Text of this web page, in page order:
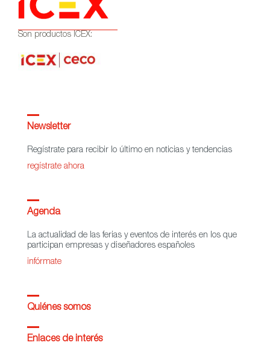
Son productos ICEX:
Newsletter
Regístrate para recibir lo último en noticias y tendencias
regístrate ahora
Agenda
La actualidad de las ferias y eventos de interés en los que
participan empresas y diseñadores españoles
infórmate
Quiénes somos
Enlaces de interés